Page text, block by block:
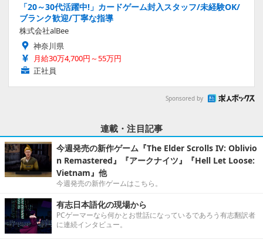
「20～30代活躍中!」カードゲーム封入スタッフ/未経験OK/
ブランク歓迎/丁寧な指導
株式会社alBee
神奈川県
月給30万4,700円～55万円
正社員
Sponsored by
連載・注目記事
今週発売の新作ゲーム『The Elder Scrolls IV: Oblivio
n Remastered』『アークナイツ』『Hell Let Loose:
Vietnam』他
今週発売の新作ゲームはこちら。
有志日本語化の現場から
PCゲーマーなら何かとお世話になっているであろう有志翻訳者
に連続インタビュー。